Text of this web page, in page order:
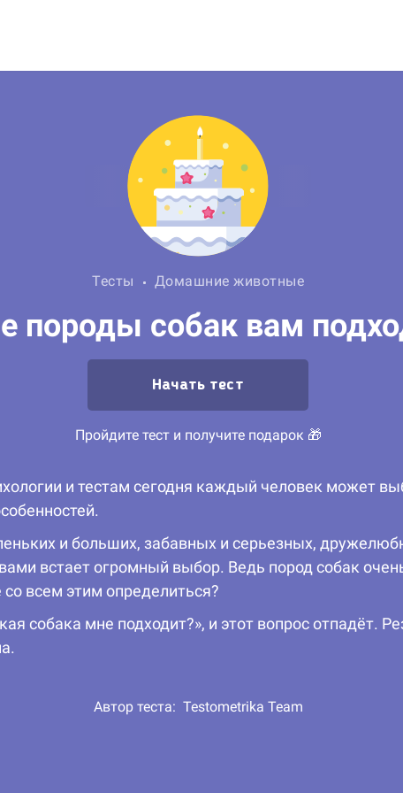
Тесты Домашние животные
породы собак вам
Начать тест
Пройдите тест и получите подарок 🎁
и тестам сегодня каждый человек может
и больших, забавных и серьезных,
встает огромный выбор. Ведь пород собак
всем этим определиться?
собака мне подходит?», и этот вопрос отпадёт.
Автор теста: Testometrika Team